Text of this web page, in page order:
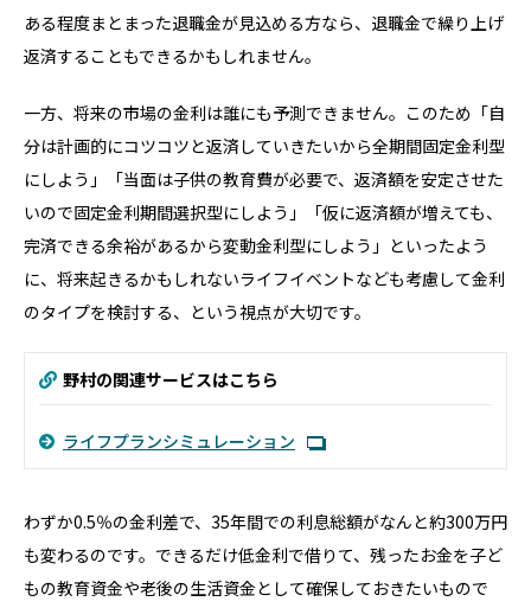
ある程度まとまった退職金が見込める方なら、退職金で繰り上げ
返済することもできるかもしれません。
一方、将来の市場の金利は誰にも予測できません。このため「自
分は計画的にコツコツと返済していきたいから全期間固定金利型
にしよう」「当面は子供の教育費が必要で、返済額を安定させた
いので固定金利期間選択型にしよう」「仮に返済額が増えても、
完済できる余裕があるから変動金利型にしよう」といったよう
に、将来起きるかもしれないライフイベントなども考慮して金利
のタイプを検討する、という視点が大切です。
野村の関連サービスはこちら
ライフプランシミュレーション
わずか0.5％の金利差で、35年間での利息総額がなんと約300万円
も変わるのです。できるだけ低金利で借りて、残ったお金を子ど
もの教育資金や老後の生活資金として確保しておきたいもので